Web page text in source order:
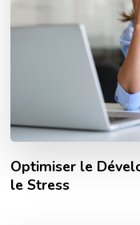
Optimiser le
le Stress